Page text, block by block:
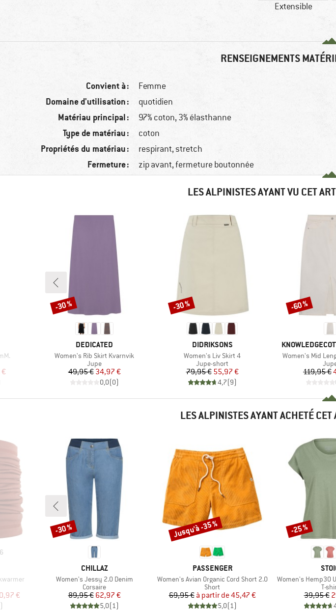
Extensible
RENSEIGNEMENTS
Convient à : Femme
Domaine d'utilisation : quotidien
Matériau principal : 97% coton, 3% élasthanne
Type de matériau : coton
Propriétés du matériau : respirant, stretch
Fermeture : zip avant, fermeture boutonnée
LES ALPINISTES AYANT VU CET
MARQUE
DEDICATED
Article
Women's Rib Skirt Kvarnvik
Product group
Jupe
Prix
49,95 €Prix réduit
34,97 €
0,0(0)
Remise
-30 %
MARQUE
DIDRIKSONS
Article
Women's Liv Skirt 4
Product group
Jupe-short
Prix
79,95 €Prix réduit
55,97 €
4,7(9)
Remise
-30 %
MARQUE
Article
Women's Mid
119,95 €
Remise
-60 %
LES ALPINISTES AYANT ACHETÉ
6
€
)
MARQUE
CHILLAZ
Article
Women's Jessy 2.0 Denim
Product group
Corsaire
Prix
89,95 €Prix réduit
62,97 €
5,0(1)
Remise
-30 %
MARQUE
PASSENGER
Article
Women's Avian Organic Cord Short 2.0
Product group
Short
Prix
69,95 € Prix réduit
à partir de45,47 €
5,0(1)
Remise
Jusqu'à -35 %
Article
Women's Hemp30
T-
39,95 €
Remise
-25 %